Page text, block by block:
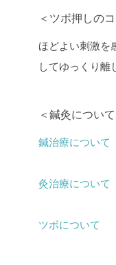
＜ツボ押しの
ほどよい刺激を
してゆっくり離
＜鍼灸につい
鍼治療について
灸治療について
ツボについて